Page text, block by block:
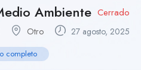
Ambiente Cerrado
Otro 27 agosto, 2025
completo